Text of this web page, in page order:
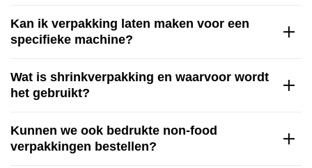
Kan ik verpakking laten maken voor een
specifieke machine?
Wat is shrinkverpakking en waarvoor wordt
het gebruikt?
Kunnen we ook bedrukte non-food
verpakkingen bestellen?